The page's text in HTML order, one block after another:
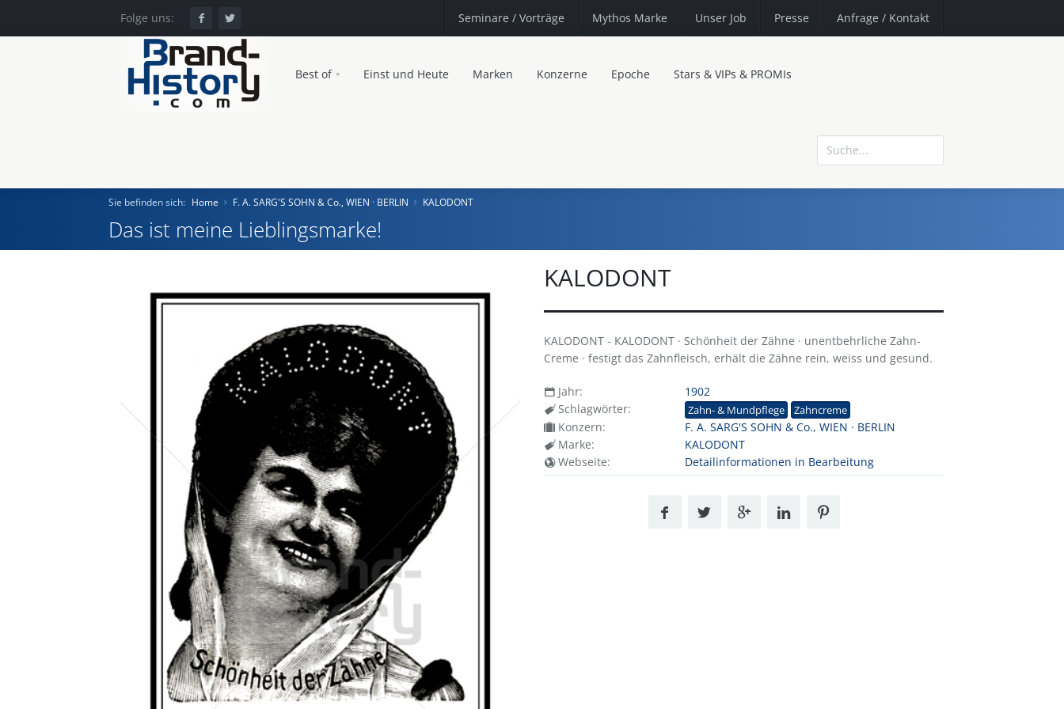
Folge uns: Seminare / Vorträge Mythos Marke Unser Job Presse Anfrage / Kontakt
Best of Einst und Heute Marken Konzerne Epoche Stars & VIPs & PROMIs
Einst und Heute
Epoche
Sie befinden sich: Home F. A. SARG'S SOHN & Co., WIEN · BERLIN KALODONT
Das ist meine Lieblingsmarke!
KALODONT
KALODONT - KALODONT · Schönheit der Zähne · unentbehrliche Zahn-
Creme · festigt das Zahnfleisch, erhält die Zähne rein, weiss und gesund.
Jahr:
1902
Schlagwörter:
Zahn- & Mundpflege Zahncreme
Konzern:
F. A. SARG'S SOHN & Co., WIEN · BERLIN
Marke:
KALODONT
Webseite:
Detailinformationen in Bearbeitung